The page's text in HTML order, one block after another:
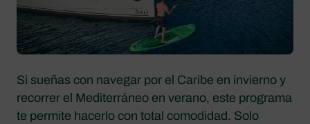
Si sueñas con navegar por el Caribe en invierno y
recorrer el Mediterráneo en verano, este programa
te permite hacerlo con total comodidad. Solo